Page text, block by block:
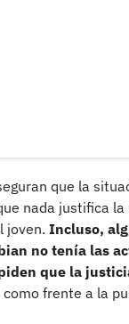
que la
nada justifica la
joven. Incluso,
no tenía las
que la
frente a la